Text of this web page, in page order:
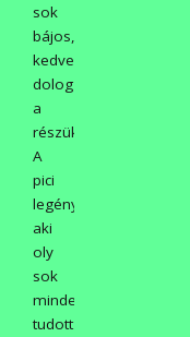
sok
bájos,
kedves
dolog
a
részükről.
A
pici
legényke,
aki
oly
sok
mindent
tudott